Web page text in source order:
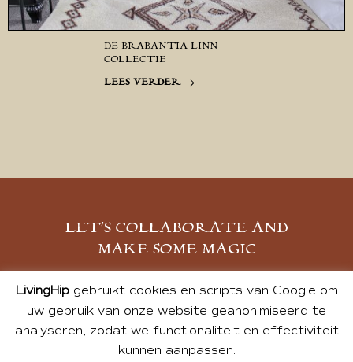
DE BRABANTIA LINN
COLLECTIE
LEES VERDER
LET’S COLLABORATE AND
MAKE SOME MAGIC
MELD JE AAN
LivingHipgebruikt cookies en scripts van Google om
uw gebruik van onze website geanonimiseerd te
analyseren, zodat we functionaliteit en effectiviteit
kunnen aanpassen.